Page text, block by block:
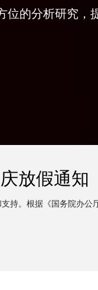
位的分析研究，
放假通知
持。根据《国务院办